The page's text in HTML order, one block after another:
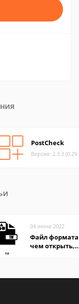
PostCheck
Версия: 2.3.3
04 июня 2022
Файл формата
чем открыть,